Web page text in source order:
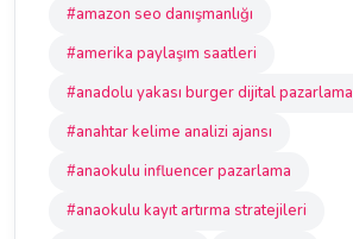
#amazon seo danışmanlığı
#amerika paylaşım saatleri
#anadolu yakası burger dijital pazarlama
#anahtar kelime analizi ajansı
#anaokulu influencer pazarlama
#anaokulu kayıt artırma stratejileri